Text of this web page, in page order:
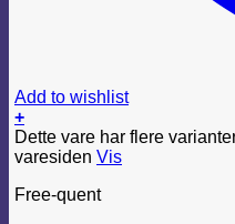
Add to wishlist
+
Dette vare har flere
varesiden Vis
Free-quent